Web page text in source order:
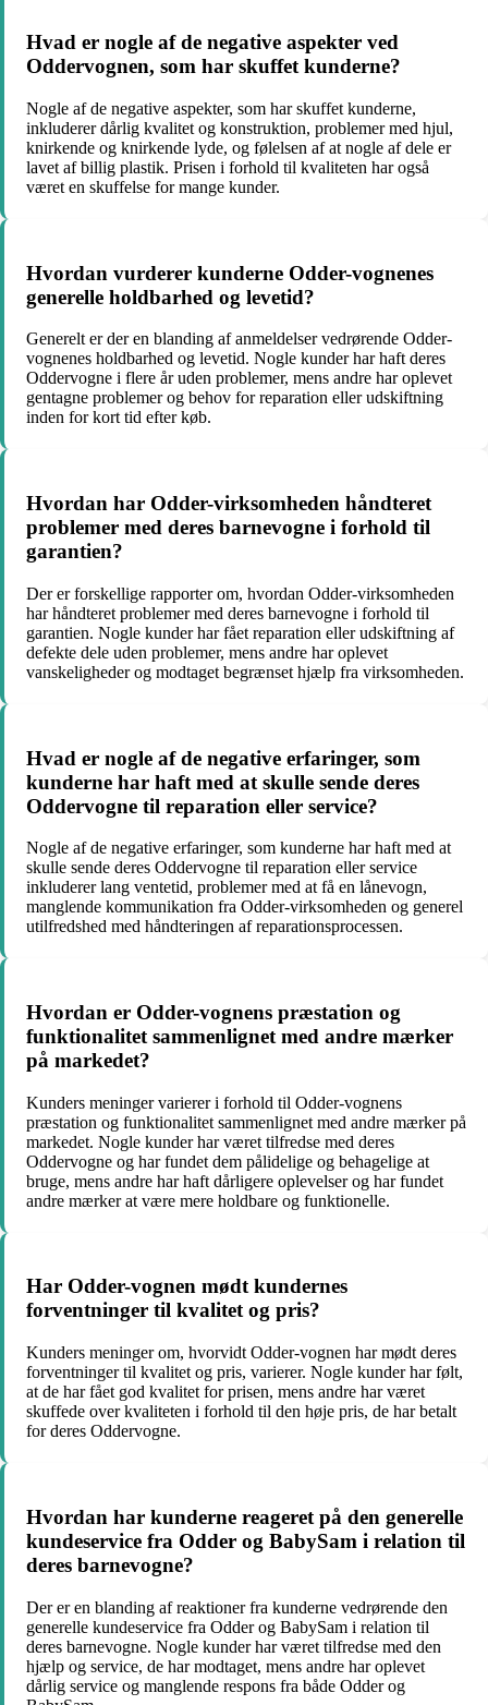
Hvad er nogle af de negative aspekter ved
Oddervognen, som har skuffet kunderne?
Nogle af de negative aspekter, som har skuffet kunderne,
inkluderer dårlig kvalitet og konstruktion, problemer med hjul,
knirkende og knirkende lyde, og følelsen af at nogle af dele er
lavet af billig plastik. Prisen i forhold til kvaliteten har også
været en skuffelse for mange kunder.
Hvordan vurderer kunderne Odder-vognenes
generelle holdbarhed og levetid?
Generelt er der en blanding af anmeldelser vedrørende Odder-
vognenes holdbarhed og levetid. Nogle kunder har haft deres
Oddervogne i flere år uden problemer, mens andre har oplevet
gentagne problemer og behov for reparation eller udskiftning
inden for kort tid efter køb.
Hvordan har Odder-virksomheden håndteret
problemer med deres barnevogne i forhold til
garantien?
Der er forskellige rapporter om, hvordan Odder-virksomheden
har håndteret problemer med deres barnevogne i forhold til
garantien. Nogle kunder har fået reparation eller udskiftning af
defekte dele uden problemer, mens andre har oplevet
vanskeligheder og modtaget begrænset hjælp fra virksomheden.
Hvad er nogle af de negative erfaringer, som
kunderne har haft med at skulle sende deres
Oddervogne til reparation eller service?
Nogle af de negative erfaringer, som kunderne har haft med at
skulle sende deres Oddervogne til reparation eller service
inkluderer lang ventetid, problemer med at få en lånevogn,
manglende kommunikation fra Odder-virksomheden og generel
utilfredshed med håndteringen af ​​reparationsprocessen.
Hvordan er Odder-vognens præstation og
funktionalitet sammenlignet med andre mærker
på markedet?
Kunders meninger varierer i forhold til Odder-vognens
præstation og funktionalitet sammenlignet med andre mærker på
markedet. Nogle kunder har været tilfredse med deres
Oddervogne og har fundet dem pålidelige og behagelige at
bruge, mens andre har haft dårligere oplevelser og har fundet
andre mærker at være mere holdbare og funktionelle.
Har Odder-vognen mødt kundernes
forventninger til kvalitet og pris?
Kunders meninger om, hvorvidt Odder-vognen har mødt deres
forventninger til kvalitet og pris, varierer. Nogle kunder har følt,
at de har fået god kvalitet for prisen, mens andre har været
skuffede over kvaliteten i forhold til den høje pris, de har betalt
for deres Oddervogne.
Hvordan har kunderne reageret på den generelle
kundeservice fra Odder og BabySam i relation til
deres barnevogne?
Der er en blanding af reaktioner fra kunderne vedrørende den
generelle kundeservice fra Odder og BabySam i relation til
deres barnevogne. Nogle kunder har været tilfredse med den
hjælp og service, de har modtaget, mens andre har oplevet
dårlig service og manglende respons fra både Odder og